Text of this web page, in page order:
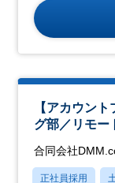
【アカウン
グ部／リモー
合同会社
正社員採用